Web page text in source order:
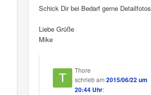
Schick Dir bei Bedarf gerne Detailfotos
Liebe Grüße
Mike
Thore
schriebam2015/06/22 um
20:44 Uhr: